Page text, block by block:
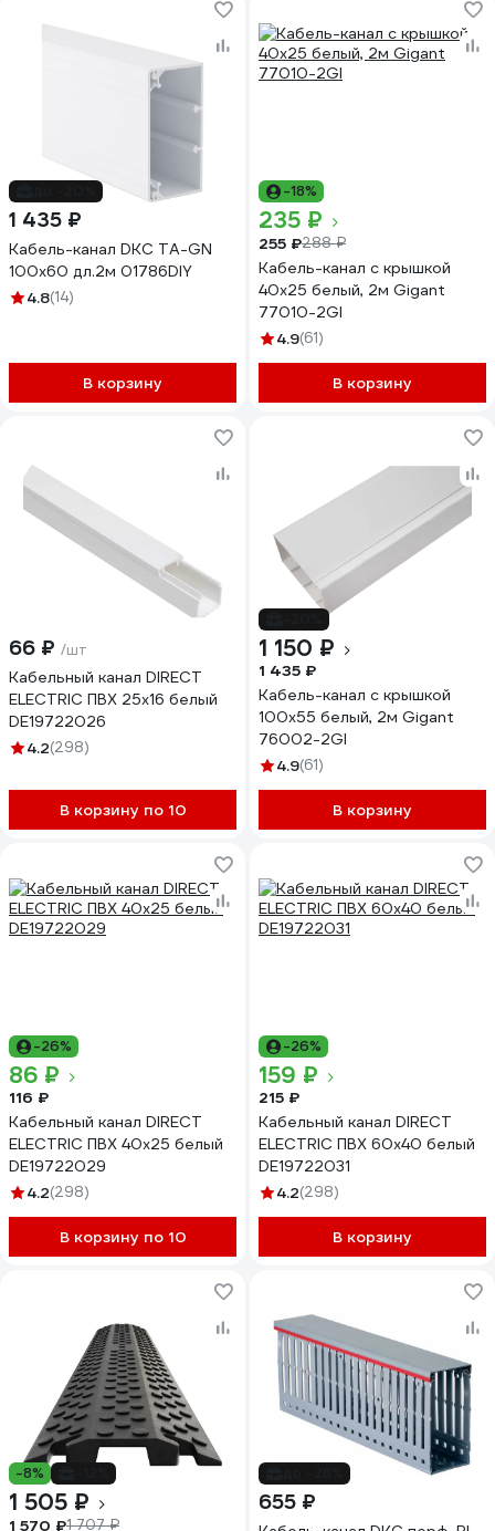
1 435 ₽
Кабель-канал DKC TA-GN
100x60 дл.2м 01786DIY
4.8(14)
В корзину
-18%
235 ₽
255 ₽288 ₽
Кабель-канал с крышкой
40x25 белый, 2м Gigant
77010-2GI
4.9(61)
В корзину
66 ₽ /шт
Кабельный канал DIRECT
ELECTRIC ПВХ 25x16 белый
DE19722026
4.2(298)
В корзину по 10
1 150 ₽
1 435 ₽
Кабель-канал с крышкой
100x55 белый, 2м Gigant
76002-2GI
4.9(61)
В корзину
-26%
86 ₽
116 ₽
Кабельный канал DIRECT
ELECTRIC ПВХ 40x25 белый
DE19722029
4.2(298)
В корзину по 10
-26%
159 ₽
215 ₽
Кабельный канал DIRECT
ELECTRIC ПВХ 60x40 белый
DE19722031
4.2(298)
В корзину
-8%
1 505 ₽
1 570 ₽1 707 ₽
655 ₽